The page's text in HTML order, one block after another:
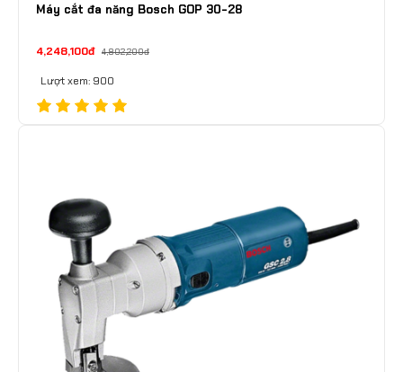
Máy cắt đa năng Bosch GOP 30-28
4,248,100đ 4,802,200đ
Lượt xem: 900